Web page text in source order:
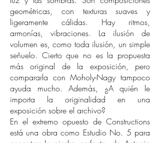
geométricas, con texturas suaves y
ligeramente cálidas. Hay ritmos,
armonías, vibraciones. La ilusión de
volumen es, como toda ilusión, un simple
señuelo. Cierto que no es la propuesta
más original de la exposición, pero
compararla con Moholy-Nagy tampoco
ayuda mucho. Además, ¿A quién le
importa la originalidad en una
exposición sobre el archivo?
En el extremo opuesto de Constructions
está una obra como Estudio No. 5 para